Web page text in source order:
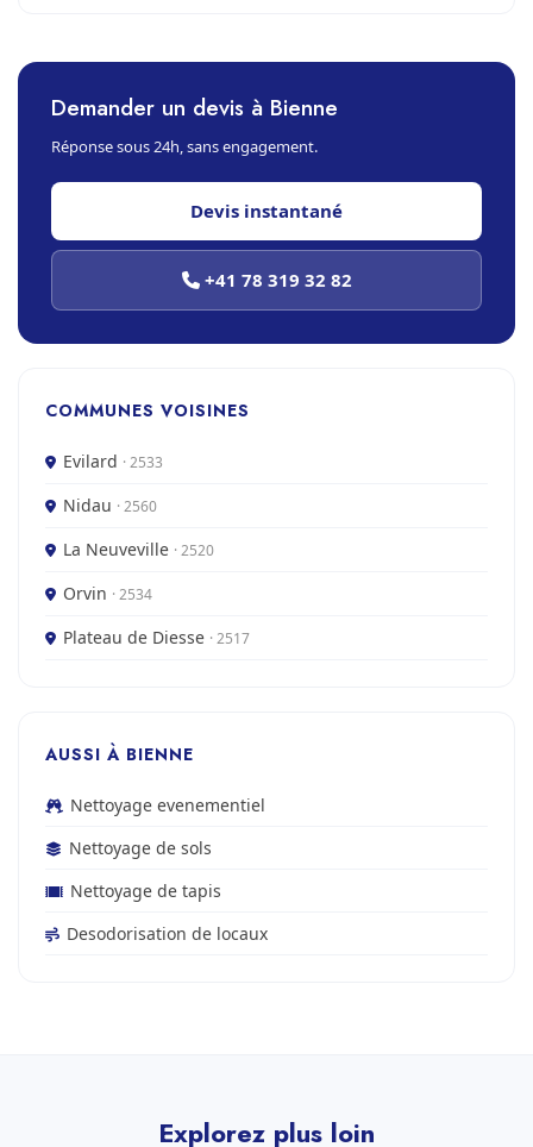
Demander un devis à Bienne
Réponse sous 24h, sans engagement.
Devis instantané
+41 78 319 32 82
COMMUNES VOISINES
Evilard · 2533
Nidau · 2560
La Neuveville · 2520
Orvin · 2534
Plateau de Diesse · 2517
AUSSI À BIENNE
Nettoyage evenementiel
Nettoyage de sols
Nettoyage de tapis
Desodorisation de locaux
Explorez plus loin